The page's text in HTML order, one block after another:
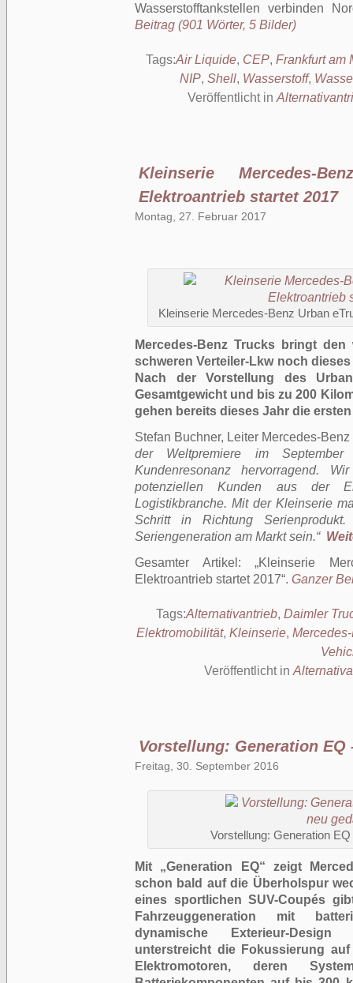
Wasserstofftankstellen verbinden
Beitrag (901 Wörter, 5 Bilder)
Tags:Air Liquide, CEP, Frankfurt am
NIP, Shell, Wasserstoff,
Veröffentlicht in
Kleinserie Mercedes-
Elektroantrieb startet 2017
Montag, 27. Februar 2017
Kleinserie Mercedes-Benz Urban
Mercedes-Benz Trucks bringt
schweren Verteiler-Lkw noch
Nach der Vorstellung des
Gesamtgewicht und bis zu 200
gehen bereits dieses Jahr die
Stefan Buchner, Leiter Mercedes-
der Weltpremiere im
Kundenresonanz hervorragend.
potenziellen Kunden aus der
Logistikbranche. Mit der Kleinserie
Schritt in Richtung
Seriengeneration am Markt sein.“
Gesamter Artikel:
Kleinserie
Elektroantrieb startet 2017 . Ganzer
Tags:Alternativantrieb, Daimler
Elektromobilität, Kleinserie,
Veröffentlicht in
Vorstellung: Generation
Freitag, 30. September 2016
Vorstellung: Generation
Mit „Generation EQ“ zeigt
schon bald auf die Überholspur
eines sportlichen SUV-Coupés
Fahrzeuggeneration mit
dynamische Exterieur-
unterstreicht die Fokussierung
Elektromotoren, deren